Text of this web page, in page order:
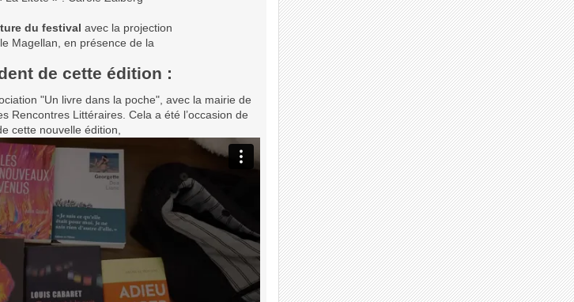
du festival avec la projection
Magellan, en présence de la
de cette édition :
"Un livre dans la poche", avec la mairie de
Rencontres Littéraires. Cela a été l’occasion de
cette nouvelle édition,